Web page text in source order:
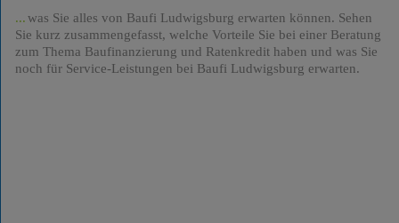
was Sie alles von Baufi Ludwigsburg erwarten können. Sehen
Sie kurz zusammengefasst, welche Vorteile Sie bei einer Beratung
zum Thema Baufinanzierung und Ratenkredit haben und was Sie
noch für Service-Leistungen bei Baufi Ludwigsburg erwarten.